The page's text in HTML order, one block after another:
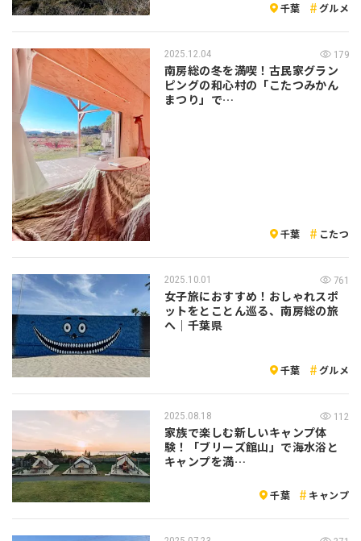
千葉 グルメ
2025.12.04 179
南房総の冬を満喫！古民家グラン
ピングの和心村の「こたつみかん
まつり」で…
千葉 こたつ
2025.10.01 761
女子旅におすすめ！おしゃれスポ
ットをとことん巡る、南房総の旅
へ｜千葉県
千葉 グルメ
2025.08.18 112
家族で楽しむ新しいキャンプ体
験！「ブリーズ館山」で海水浴と
キャンプを満…
千葉 キャンプ